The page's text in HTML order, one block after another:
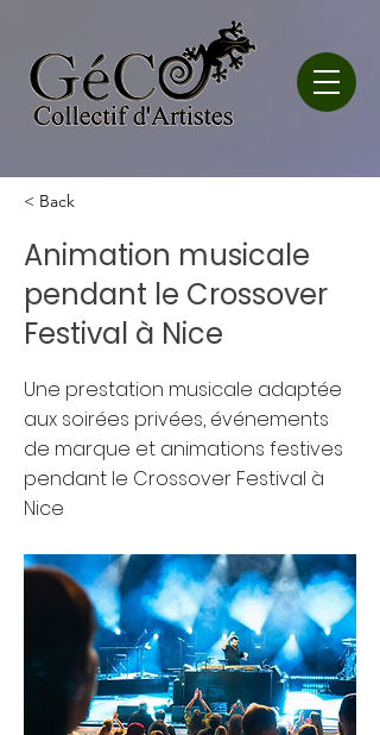
< Back
Animation musicale
pendant le Crossover
Festival à Nice
Une prestation musicale adaptée
aux soirées privées, événements
de marque et animations festives
pendant le Crossover Festival à
Nice